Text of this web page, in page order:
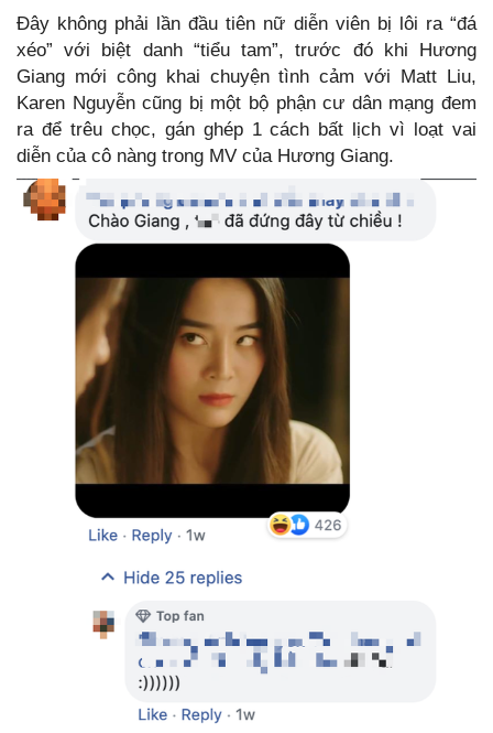
Đây không phải lần đầu tiên nữ diễn viên bị lôi ra “đá
xéo” với biệt danh “tiểu tam”, trước đó khi Hương
Giang mới công khai chuyện tình cảm với Matt Liu,
Karen Nguyễn cũng bị một bộ phận cư dân mạng đem
ra để trêu chọc, gán ghép 1 cách bất lịch vì loạt vai
diễn của cô nàng trong MV của Hương Giang.